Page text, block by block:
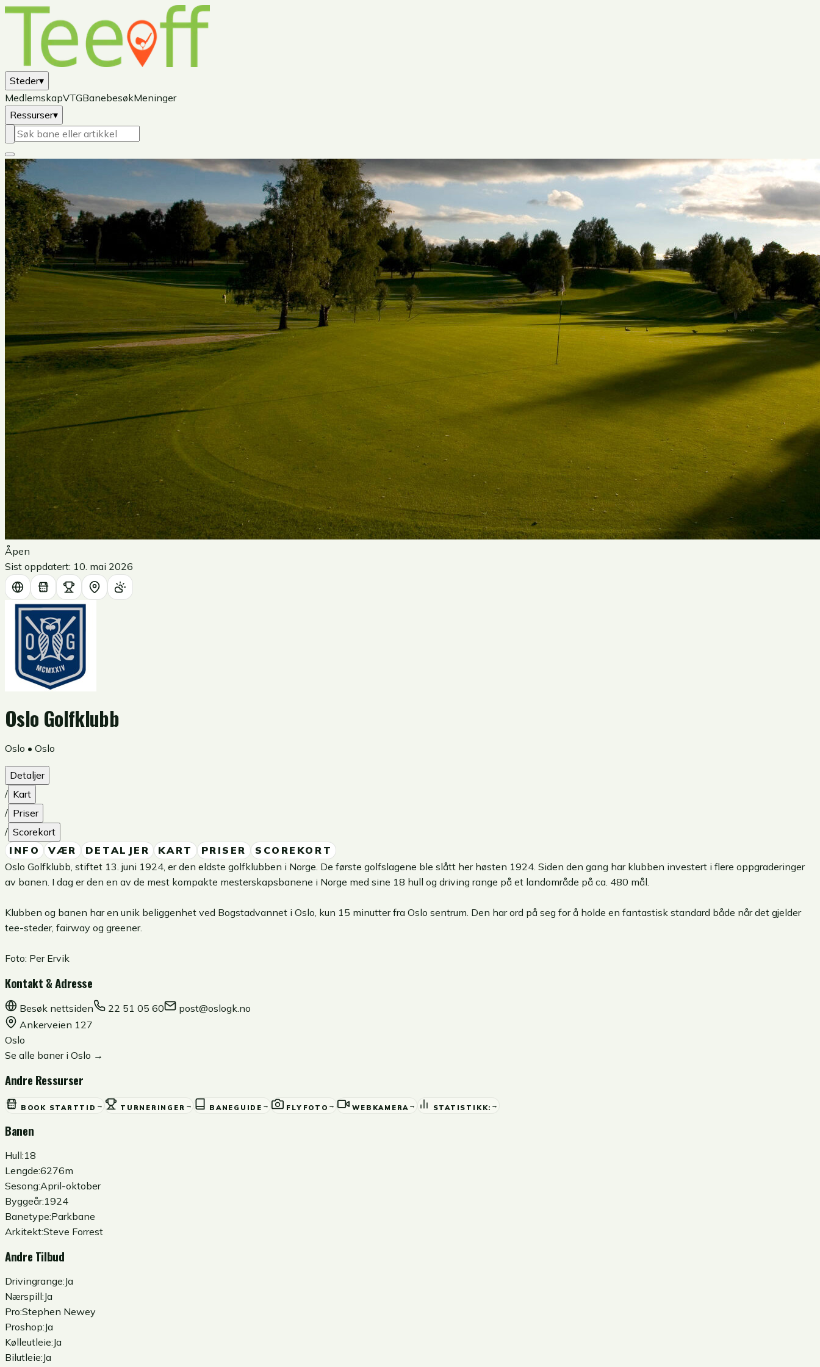
Steder▾
MedlemskapVTGBanebesøkMeninger
Ressurser▾
Åpen
Sist oppdatert: 10. mai 2026
Oslo Golfklubb
Oslo • Oslo
Detaljer
/ Kart
/ Priser
/ Scorekort
INFO
VÆR DETALJER KART PRISER
SCOREKORT
Oslo Golfklubb, stiftet 13. juni 1924, er den eldste golfklubben i Norge. De første golfslagene ble slått her høsten 1924. Siden den gang har klubben investert i flere oppgraderinger
av banen. I dag er den en av de mest kompakte mesterskapsbanene i Norge med sine 18 hull og driving range på et landområde på ca. 480 mål.
Klubben og banen har en unik beliggenhet ved Bogstadvannet i Oslo, kun 15 minutter fra Oslo sentrum. Den har ord på seg for å holde en fantastisk standard både når det gjelder
tee-steder, fairway og greener.
Foto: Per Ervik
Kontakt & Adresse
Besøk nettsiden 22 51 05 60
post@oslogk.no
Ankerveien 127
Oslo
Se alle baner i Oslo →
Andre Ressurser
BOOK STARTTID → TURNERINGER → BANEGUIDE → FLYFOTO → WEBKAMERA → STATISTIKK: →
Banen
Hull:18
Lengde:6276m
Sesong:April-oktober
Byggeår:1924
Banetype:Parkbane
Arkitekt:Steve Forrest
Andre Tilbud
Drivingrange:Ja
Nærspill:Ja
Pro:Stephen Newey
Proshop:Ja
Kølleutleie:Ja
Bilutleie:Ja